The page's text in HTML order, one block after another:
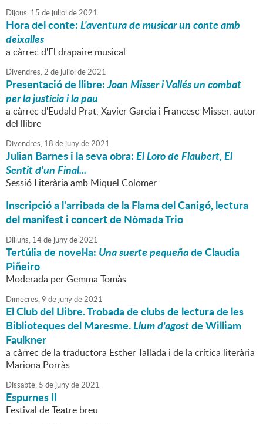
Dijous, 15 de juliol de2021
Hora del conte:L'aventura de musicar un conte amb
deixalles
a càrrec d'El drapaire musical
Divendres,2 de juliol de2021
Presentació de llibre:Joan Misser i Vallés un combat
per la justícia i la pau
a càrrec d'Eudald Prat, Xavier Garcia i Francesc Misser, autor
del llibre
Divendres, 18 de junyde2021
Julian Barnes i la seva obra:El Loro de Flaubert, El
Sentit d'un Final...
Sessió Literària amb Miquel Colomer
Inscripció a l'arribada de la Flama del Canigó, lectura
del manifest i concert de Nòmada Trio
Dilluns, 14de junyde2021
Tertúlia de novel·la: Una suerte pequeñade Claudia
Piñeiro
Moderada per Gemma Tomàs
Dimecres,9 de junyde2021
El Club del Llibre. Trobada de clubs de lectura de les
Biblioteques del Maresme.Llum d'agostde William
Faulkner
a càrrec de la traductora Esther Tallada i de la crítica literària
Mariona Porràs
Dissabte, 5 de junyde2021
Espurnes II
Festival de Teatre breu